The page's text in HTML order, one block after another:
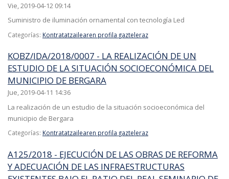
Vie, 2019-04-12 09:14
Suministro de iluminación ornamental con tecnología Led
Categorías: Kontratatzailearen profila gazteleraz
KOBZ/IDA/2018/0007 - LA REALIZACIÓN DE UN
ESTUDIO DE LA SITUACIÓN SOCIOECONÓMICA DEL
MUNICIPIO DE BERGARA
Jue, 2019-04-11 14:36
La realización de un estudio de la situación socioeconómica del
municipio de Bergara
Categorías: Kontratatzailearen profila gazteleraz
A125/2018 - EJECUCIÓN DE LAS OBRAS DE REFORMA
Y ADECUACIÓN DE LAS INFRAESTRUCTURAS